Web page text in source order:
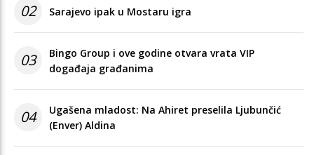
02 Sarajevo ipak u Mostaru igra
03
Bingo Group i ove godine otvara vrata VIP
događaja građanima
04
Ugašena mladost: Na Ahiret preselila Ljubunčić
(Enver) Aldina